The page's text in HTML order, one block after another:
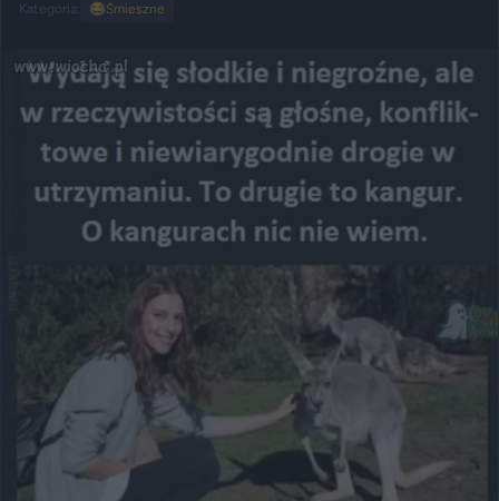
Kategoria: 😂Śmieszne